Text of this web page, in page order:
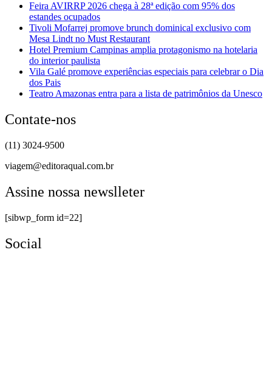
Feira AVIRRP 2026 chega à 28ª edição com 95% dos
estandes ocupados
Tivoli Mofarrej promove brunch dominical exclusivo com
Mesa Lindt no Must Restaurant
Hotel Premium Campinas amplia protagonismo na hotelaria
do interior paulista
Vila Galé promove experiências especiais para celebrar o Dia
dos Pais
Teatro Amazonas entra para a lista de patrimônios da Unesco
Contate-nos
(11) 3024-9500
viagem@editoraqual.com.br
Assine nossa newslleter
[sibwp_form id=22]
Social